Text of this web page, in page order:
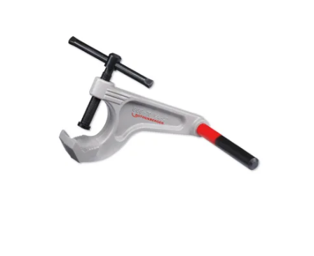
Länderauswahl
Unternehmen und Karriere